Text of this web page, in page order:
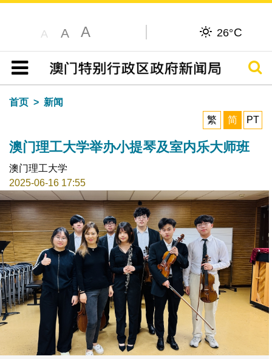
A A A 26°C
目录
搜寻
首页
新闻
繁
简 PT
澳门理工大学举办小提琴及室内乐大师班
澳门理工大学
2025-06-16 17:55